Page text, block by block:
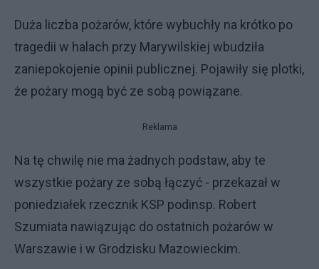
Duża liczba pożarów, które wybuchły na krótko po
tragedii w halach przy Marywilskiej wbudziła
zaniepokojenie opinii publicznej. Pojawiły się plotki,
że pożary mogą być ze sobą powiązane.
Reklama
Na tę chwilę nie ma żadnych podstaw, aby te
wszystkie pożary ze sobą łączyć - przekazał w
poniedziałek rzecznik KSP podinsp. Robert
Szumiata nawiązując do ostatnich pożarów w
Warszawie i w Grodzisku Mazowieckim.